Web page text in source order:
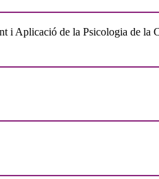
i Aplicació de la Psicologia de la